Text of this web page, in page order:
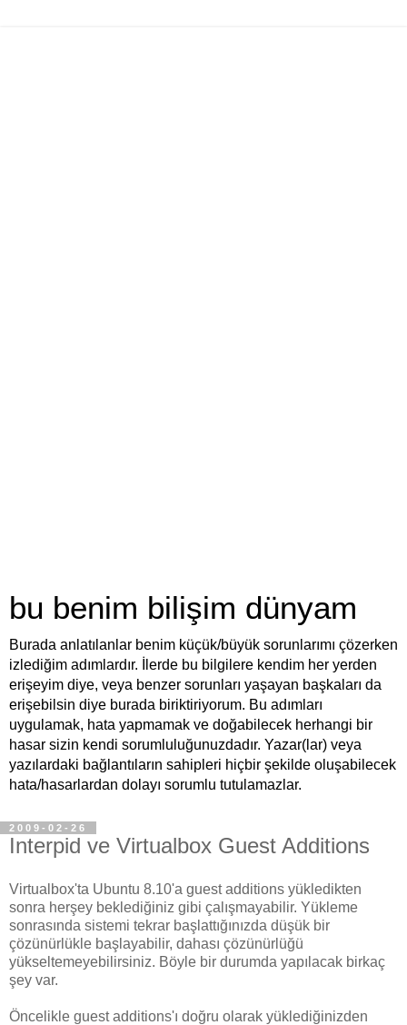
bu benim bilişim dünyam
Burada anlatılanlar benim küçük/büyük sorunlarımı çözerken
izlediğim adımlardır. İlerde bu bilgilere kendim her yerden
erişeyim diye, veya benzer sorunları yaşayan başkaları da
erişebilsin diye burada biriktiriyorum. Bu adımları
uygulamak, hata yapmamak ve doğabilecek herhangi bir
hasar sizin kendi sorumluluğunuzdadır. Yazar(lar) veya
yazılardaki bağlantıların sahipleri hiçbir şekilde oluşabilecek
hata/hasarlardan dolayı sorumlu tutulamazlar.
2009-02-26
Interpid ve Virtualbox Guest Additions
Virtualbox'ta Ubuntu 8.10'a guest additions yükledikten
sonra herşey beklediğiniz gibi çalışmayabilir. Yükleme
sonrasında sistemi tekrar başlattığınızda düşük bir
çözünürlükle başlayabilir, dahası çözünürlüğü
yükseltemeyebilirsiniz. Böyle bir durumda yapılacak birkaç
şey var.
Öncelikle guest additions'ı doğru olarak yüklediğinizden